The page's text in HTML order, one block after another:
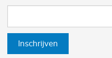
Inschrijven